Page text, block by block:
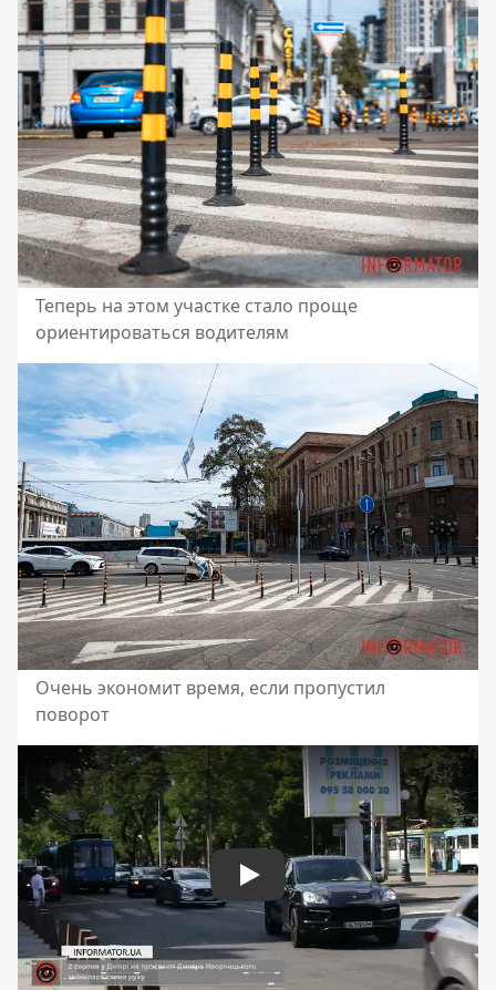
Теперь на этом участке стало проще
ориентироваться водителям
Очень экономит время, если пропустил
поворот
Play